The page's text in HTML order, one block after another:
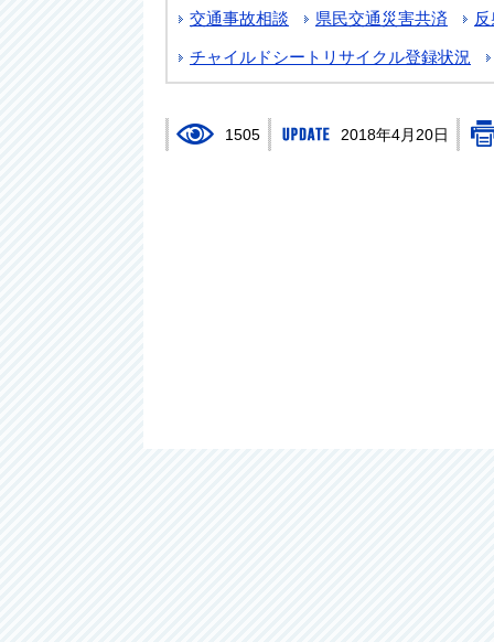
交通事故相談 県民交通災害共済
チャイルドシートリサイクル登録状況
1505 2018年4月20日